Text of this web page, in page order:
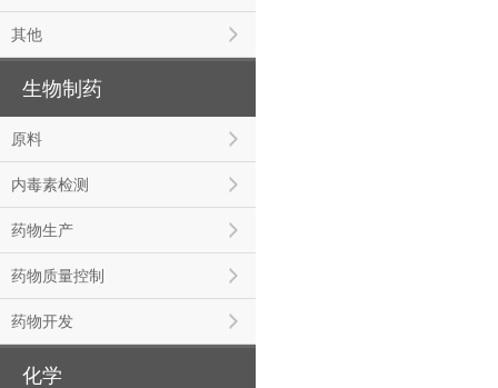
其他
生物制药
原料
内毒素检测
药物生产
药物质量控制
药物开发
化学